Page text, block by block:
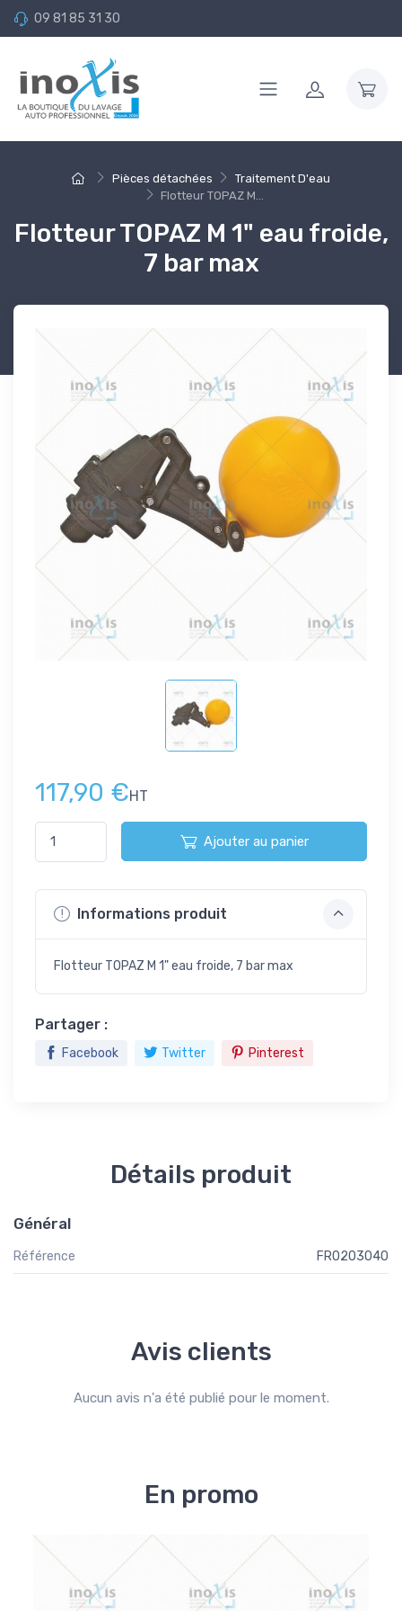
09 81 85 31 30
Pièces détachées
Traitement D'eau
Flotteur TOPAZ M...
Flotteur TOPAZ M 1" eau froide,
7 bar max
117,90 €HT
Ajouter au panier
Informations produit
Flotteur TOPAZ M 1" eau froide, 7 bar max
Partager :
Facebook Twitter Pinterest
Détails produit
Général
Référence FR0203040
Avis clients
Aucun avis n'a été publié pour le moment.
En promo